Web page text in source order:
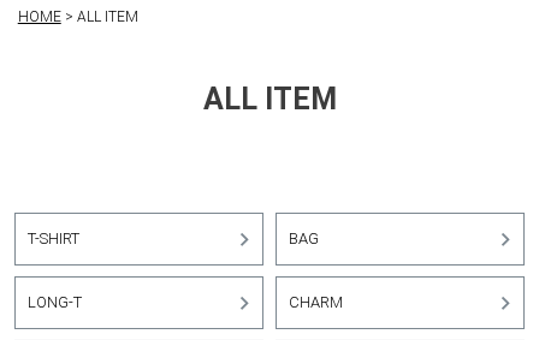
HOME ALL ITEM
ALL ITEM
T-SHIRT BAG
LONG-T CHARM